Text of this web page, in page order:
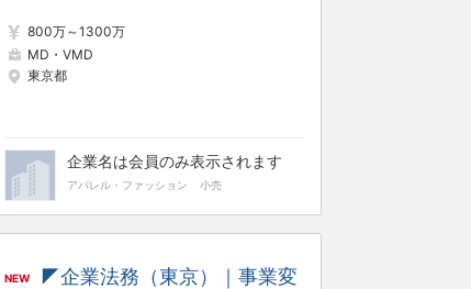
内部監査・内部統制
800万～1300万
MD・VMD
東京都
企業名は会員のみ表示されます
アパレル・ファッション 小売
NEW
◤企業法務（東京）｜事業変